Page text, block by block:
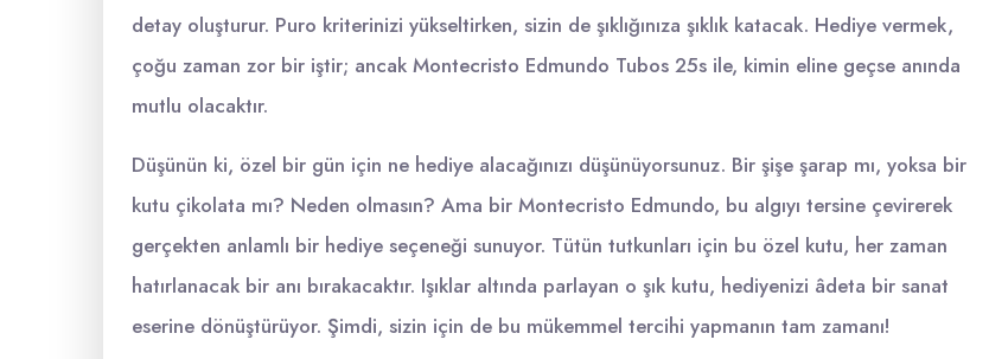
detay oluşturur. Puro kriterinizi yükseltirken, sizin de şıklığınıza şıklık katacak. Hediye vermek,
çoğu zaman zor bir iştir; ancak Montecristo Edmundo Tubos 25s ile, kimin eline geçse anında
mutlu olacaktır.
Düşünün ki, özel bir gün için ne hediye alacağınızı düşünüyorsunuz. Bir şişe şarap mı, yoksa bir
kutu çikolata mı? Neden olmasın? Ama bir Montecristo Edmundo, bu algıyı tersine çevirerek
gerçekten anlamlı bir hediye seçeneği sunuyor. Tütün tutkunları için bu özel kutu, her zaman
hatırlanacak bir anı bırakacaktır. Işıklar altında parlayan o şık kutu, hediyenizi âdeta bir sanat
eserine dönüştürüyor. Şimdi, sizin için de bu mükemmel tercihi yapmanın tam zamanı!